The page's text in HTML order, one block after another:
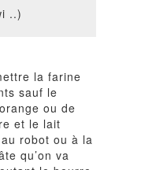
..)
la farine
sauf le
ou de
et le lait
robot ou à la
qu’on va